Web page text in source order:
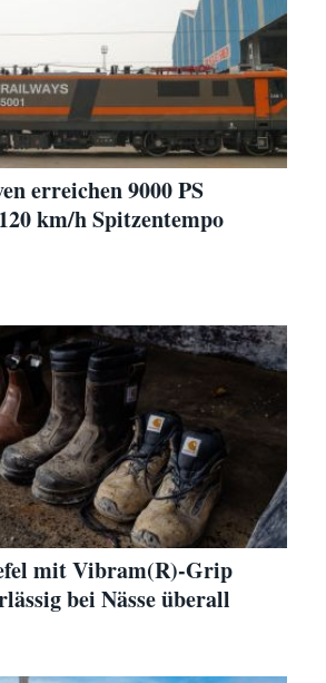
erreichen 9000 PS
km/h Spitzentempo
mit Vibram(R)-Grip
bei Nässe überall